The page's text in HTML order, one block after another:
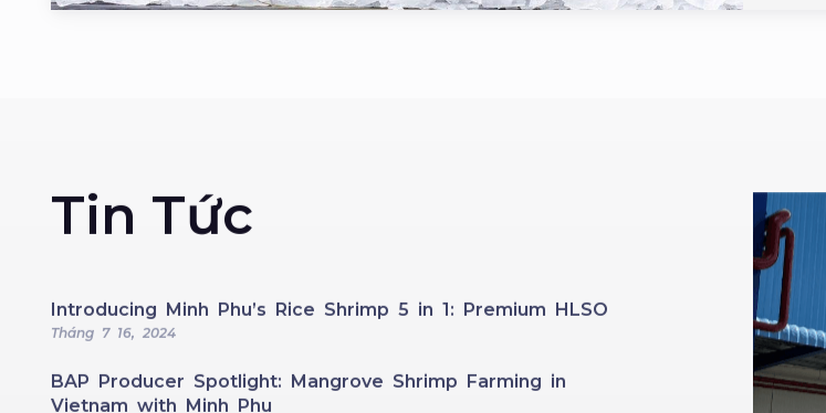
Tin Tức
Introducing Minh Phu’s Rice Shrimp 5 in 1: Premium HLSO
Tháng 7 16, 2024
BAP Producer Spotlight: Mangrove Shrimp Farming in
Vietnam with Minh Phu